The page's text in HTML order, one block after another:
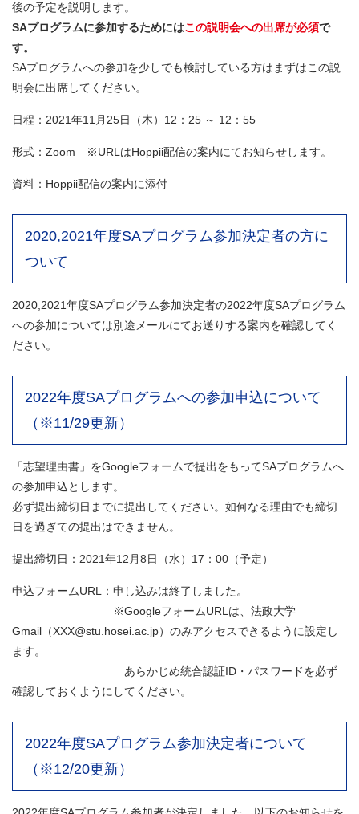
後の予定を説明します。
SAプログラムに参加するためにはこの説明会への出席が必須で
す。
SAプログラムへの参加を少しでも検討している方はまずはこの説
明会に出席してください。
日程：2021年11月25日（木）12：25 ～ 12：55
形式：Zoom ※URLはHoppii配信の案内にてお知らせします。
資料：Hoppii配信の案内に添付
2020,2021年度SAプログラム参加決定者の方に
ついて
2020,2021年度SAプログラム参加決定者の2022年度SAプログラム
への参加については別途メールにてお送りする案内を確認してく
ださい。
2022年度SAプログラムへの参加申込について
（※11/29更新）
「志望理由書」をGoogleフォームで提出をもってSAプログラムへ
の参加申込とします。
必ず提出締切日までに提出してください。如何なる理由でも締切
日を過ぎての提出はできません。
提出締切日： 2021年12月8日（水）17：00（予定）
申込フォームURL：申し込みは終了しました。
※GoogleフォームURLは、法政大学
Gmail（XXX@stu.hosei.ac.jp）のみアクセスできるように設定し
ます。
あらかじめ統合認証ID・パスワードを必ず
確認しておくようにしてください。
2022年度SAプログラム参加決定者について
（※12/20更新）